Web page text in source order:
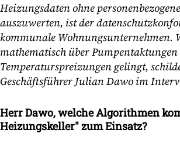
Heizungsdaten ohne
auszuwerten, ist der
kommunale Wohnungsunternehmen.
mathematisch über
Temperaturspreizungen gelingt,
Geschäftsführer Julian Dawo im
Herr Dawo, welche Algorithmen
Heizungskeller" zum Einsatz?